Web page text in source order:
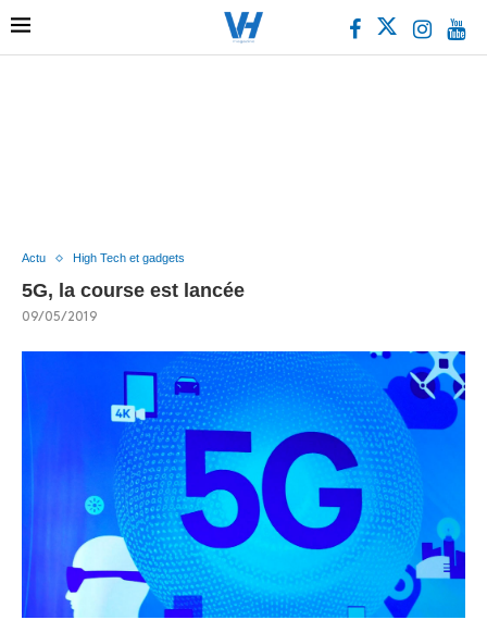
Actu High Tech et gadgets
5G, la course est lancée
09/05/2019